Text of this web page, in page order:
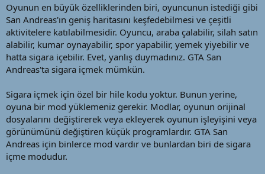
Oyunun en büyük özelliklerinden biri, oyuncunun istediği gibi
San Andreas'ın geniş haritasını keşfedebilmesi ve çeşitli
aktivitelere katılabilmesidir. Oyuncu, araba çalabilir, silah satın
alabilir, kumar oynayabilir, spor yapabilir, yemek yiyebilir ve
hatta sigara içebilir. Evet, yanlış duymadınız. GTA San
Andreas'ta sigara içmek mümkün.
Sigara içmek için özel bir hile kodu yoktur. Bunun yerine,
oyuna bir mod yüklemeniz gerekir. Modlar, oyunun orijinal
dosyalarını değiştirerek veya ekleyerek oyunun işleyişini veya
görünümünü değiştiren küçük programlardır. GTA San
Andreas için binlerce mod vardır ve bunlardan biri de sigara
içme modudur.